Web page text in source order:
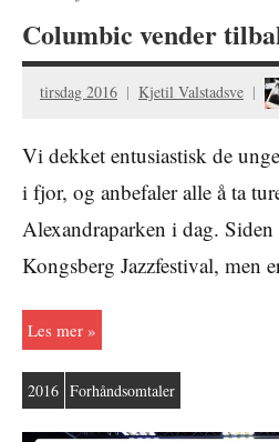
Columbic vender
tirsdag 2016 Kjetil Valstadsve
Vi dekket entusiastisk de
i fjor, og anbefaler alle å ta
Alexandraparken i dag.
Kongsberg Jazzfestival, men
Les mer
2016 Forhåndsomtaler